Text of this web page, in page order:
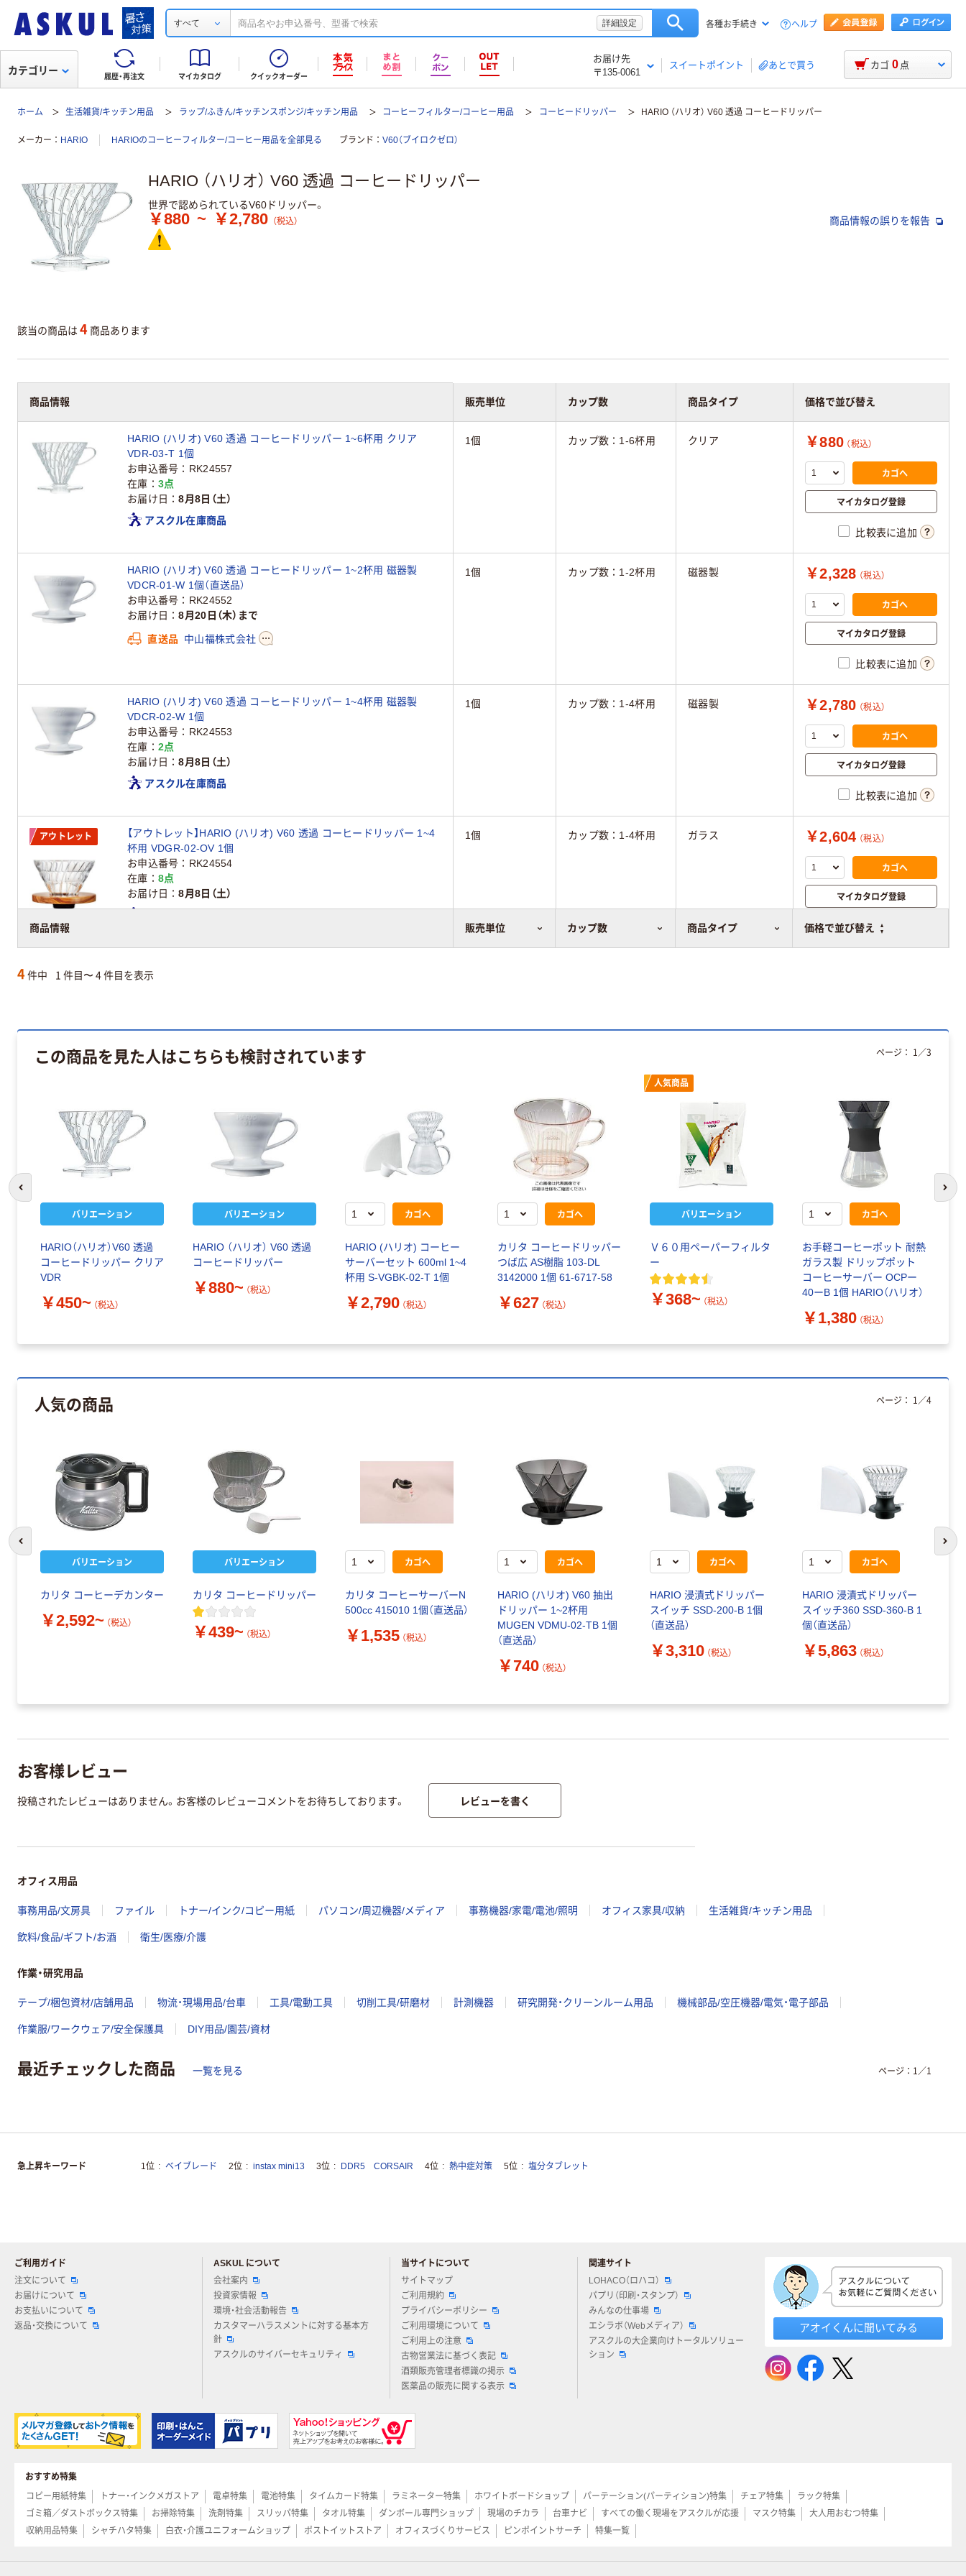
すべて 詳細設定 各種お手続き ヘルプ
履歴・再注文 マイカタログ クイックオーダー
お届け先
〒135-0061
スイートポイント あとで買う
カテゴリー カゴ 0 点
ホーム 生活雑貨/キッチン用品 ラップ/ふきん/キッチンスポンジ/キッチン用品 コーヒーフィルター/コーヒー用品 コーヒードリッパー HARIO （ハリオ） V60 透過 コーヒードリッパー
メーカー HARIO HARIOのコーヒーフィルター/コーヒー用品を全部見る ブランド V60（ブイロクゼロ）
HARIO （ハリオ） V60 透過 コーヒードリッパー
世界で認められているV60ドリッパー。
￥880 ~ ￥2,780 （税込） 商品情報の誤りを報告
該当の商品は 4 商品あります
商品情報 販売単位 カップ数 商品タイプ 価格で並び替え
商品情報 販売単位 カップ数 商品タイプ 価格で並び替え
HARIO (ハリオ) V60 透過 コーヒードリッパー 1~6杯用 クリア
VDR-03-T 1個
お申込番号
RK24557
在庫
3点
お届け日
8月8日（土）
アスクル在庫商品
1個 カップ数：1-6杯用 クリア ￥880 （税込）
カゴへ
マイカタログ登録
比較表に追加
HARIO (ハリオ) V60 透過 コーヒードリッパー 1~2杯用 磁器製
VDCR-01-W 1個（直送品）
お申込番号
RK24552
お届け日
8月20日（木）まで
直送品 中山福株式会社
1個 カップ数：1-2杯用 磁器製 ￥2,328 （税込）
カゴへ
マイカタログ登録
比較表に追加
HARIO (ハリオ) V60 透過 コーヒードリッパー 1~4杯用 磁器製
VDCR-02-W 1個
お申込番号
RK24553
在庫
2点
お届け日
8月8日（土）
アスクル在庫商品
1個 カップ数：1-4杯用 磁器製 ￥2,780 （税込）
カゴへ
マイカタログ登録
比較表に追加
アウトレット
【アウトレット】HARIO (ハリオ) V60 透過 コーヒードリッパー 1~4
杯用 VDGR-02-OV 1個
お申込番号
RK24554
在庫
8点
お届け日
8月8日（土）
1個 カップ数：1-4杯用 ガラス ￥2,604 （税込）
カゴへ
マイカタログ登録
比較表に追加
4 件中 1 件目〜 4 件目を表示
この商品を見た人はこちらも検討されています
バリエーション
HARIO（ハリオ）V60 透過
コーヒードリッパー クリア
VDR
￥450~ （税込）
バリエーション
HARIO （ハリオ） V60 透過
コーヒードリッパー
￥880~ （税込）
カゴへ
HARIO (ハリオ) コーヒー
サーバーセット 600ml 1~4
杯用 S-VGBK-02-T 1個
￥2,790 （税込）
カゴへ
カリタ コーヒードリッパー
つば広 AS樹脂 103-DL
3142000 1個 61-6717-58
￥627 （税込）
人気商品
バリエーション
Ｖ６０用ペーパーフィルタ
ー
￥368~ （税込）
カゴへ
お手軽コーヒーポット 耐熱
ガラス製 ドリップポット
コーヒーサーバー OCPー
40ーB 1個 HARIO（ハリオ）
￥1,380 （税込）
ページ： 1 ／3
次
人気の商品
バリエーション
カリタ コーヒーデカンター
￥2,592~ （税込）
バリエーション
カリタ コーヒードリッパー
￥439~ （税込）
カゴへ
カリタ コーヒーサーバーN
500cc 415010 1個（直送品）
￥1,535 （税込）
カゴへ
HARIO (ハリオ) V60 抽出
ドリッパー 1~2杯用
MUGEN VDMU-02-TB 1個
（直送品）
￥740 （税込）
カゴへ
HARIO 浸漬式ドリッパー
スイッチ SSD-200-B 1個
（直送品）
￥3,310 （税込）
カゴへ
HARIO 浸漬式ドリッパー
スイッチ360 SSD-360-B 1
個（直送品）
￥5,863 （税込）
ページ： 1 ／4
前のスライドへ 次
お客様レビュー
投稿されたレビューはありません。お客様のレビューコメントをお待ちしております。 レビューを書く
オフィス用品
事務用品/文房具 ファイル トナー/インク/コピー用紙 パソコン/周辺機器/メディア 事務機器/家電/電池/照明 オフィス家具/収納 生活雑貨/キッチン用品
飲料/食品/ギフト/お酒 衛生/医療/介護
作業・研究用品
テープ/梱包資材/店舗用品 物流・現場用品/台車 工具/電動工具 切削工具/研磨材 計測機器 研究開発・クリーンルーム用品 機械部品/空圧機器/電気・電子部品
作業服/ワークウェア/安全保護具 DIY用品/園芸/資材
最近チェックした商品 一覧を見る ページ： 1 ／1
急上昇キーワード 1位 ベイブレード 2位 instax mini13 3位 DDR5 CORSAIR 4位 熱中症対策 5位 塩分タブレット
ご利用ガイド
注文について
お届けについて
お支払いについて
返品・交換について
ASKUL について
会社案内
投資家情報
環境・社会活動報告
カスタマーハラスメントに対する基本方
針
アスクルのサイバーセキュリティ
当サイトについて
サイトマップ
ご利用規約
プライバシーポリシー
ご利用環境について
ご利用上の注意
古物営業法に基づく表記
酒類販売管理者標識の掲示
医薬品の販売に関する表示
関連サイト
LOHACO（ロハコ）
パプリ（印刷・スタンプ）
みんなの仕事場
エシラボ（Webメディア）
アスクルの大企業向けトータルソリュー
ション
アオイくんに聞いてみる
おすすめ特集
コピー用紙特集
トナー・インクメガストア 電卓特集 電池特集 タイムカード特集 ラミネーター特集 ホワイトボードショップ パーテーション(パーティション)特集 チェア特集
ラック特集
ゴミ箱／ダストボックス特集
お掃除特集 洗剤特集 スリッパ特集 タオル特集 ダンボール専門ショップ 現場のチカラ 台車ナビ すべての働く現場をアスクルが応援 マスク特集
大人用おむつ特集
収納用品特集
シャチハタ特集 白衣・介護ユニフォームショップ ポストイットストア オフィスづくりサービス ピンポイントサーチ 特集一覧